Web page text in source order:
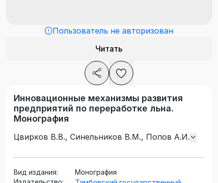
Пользователь не авторизован
Читать
Инновационные механизмы развития
предприятий по переработке льна.
Монография
Цвирков В.В., Синельников В.М., Попов А.И.
Вид издания:
Монография